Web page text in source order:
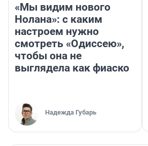
«Мы видим нового
Нолана»: с каким
настроем нужно
смотреть «Одиссею»,
чтобы она не
выглядела как фиаско
Надежда Губарь